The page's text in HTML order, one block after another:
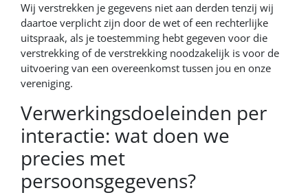
Wij verstrekken je gegevens niet aan derden tenzij wij
daartoe verplicht zijn door de wet of een rechterlijke
uitspraak, als je toestemming hebt gegeven voor die
verstrekking of de verstrekking noodzakelijk is voor de
uitvoering van een overeenkomst tussen jou en onze
vereniging.
Verwerkingsdoeleinden per
interactie: wat doen we
precies met
persoonsgegevens?